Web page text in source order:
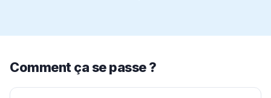
Comment ça se passe ?